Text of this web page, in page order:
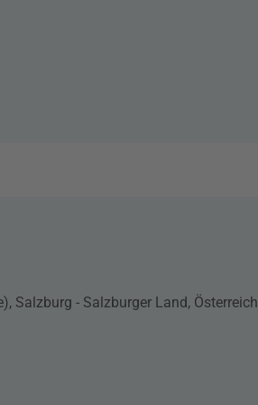
Salzburg - Salzburger Land, Österreich